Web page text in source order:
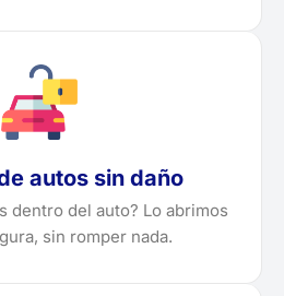
autos sin daño
dentro del auto? Lo abrimos
sin romper nada.